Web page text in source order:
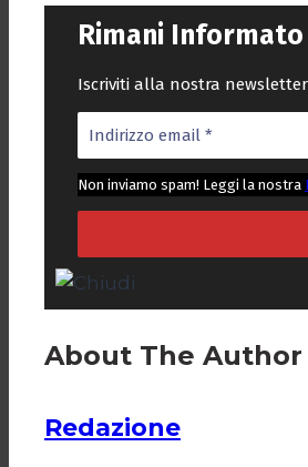
Rimani Informato
Iscriviti alla nostra
Non inviamo spam! Leggi la nostra
About The Author
Redazione